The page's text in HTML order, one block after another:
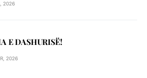
2026
E DASHURISË!
2026